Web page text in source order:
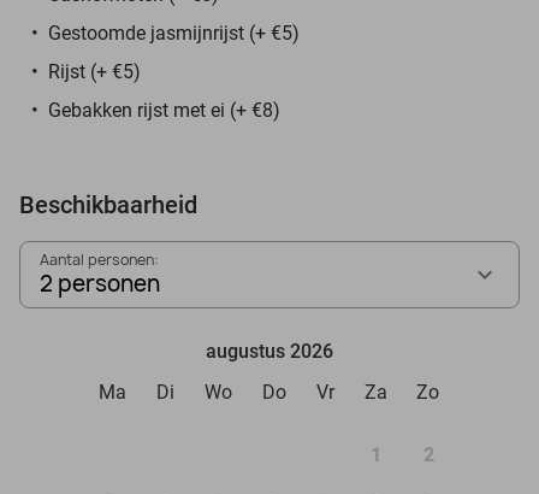
Gestoomde jasmijnrijst (+ €5)
Rijst (+ €5)
Gebakken rijst met ei (+ €8)
Beschikbaarheid
Aantal personen:
2 personen
augustus 2026
Ma
Di Wo Do Vr Za Zo
1 2